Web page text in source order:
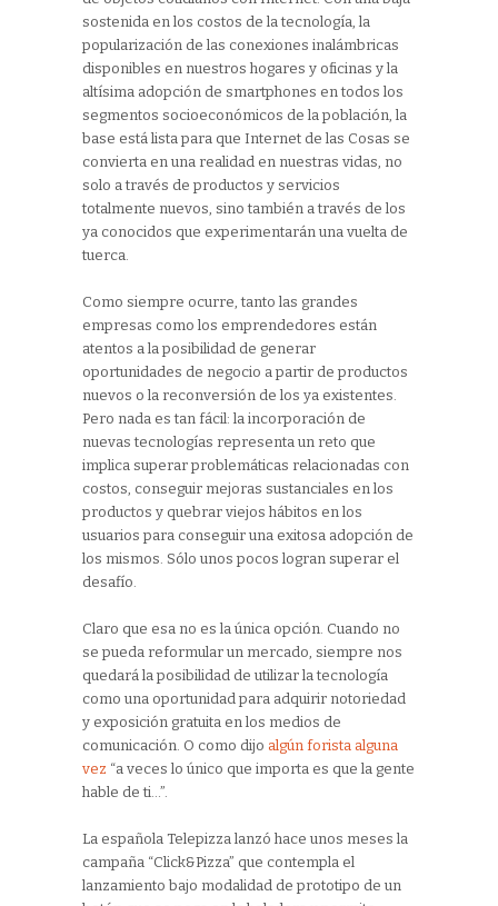
sostenida en los costos de la tecnología, la
popularización de las conexiones inalámbricas
disponibles en nuestros hogares y oficinas y la
altísima adopción de smartphones en todos los
segmentos socioeconómicos de la población, la
base está lista para que Internet de las Cosas se
convierta en una realidad en nuestras vidas, no
solo a través de productos y servicios
totalmente nuevos, sino también a través de los
ya conocidos que experimentarán una vuelta de
tuerca.
Como siempre ocurre, tanto las grandes
empresas como los emprendedores están
atentos a la posibilidad de generar
oportunidades de negocio a partir de productos
nuevos o la reconversión de los ya existentes.
Pero nada es tan fácil: la incorporación de
nuevas tecnologías representa un reto que
implica superar problemáticas relacionadas con
costos, conseguir mejoras sustanciales en los
productos y quebrar viejos hábitos en los
usuarios para conseguir una exitosa adopción de
los mismos. Sólo unos pocos logran superar el
desafío.
Claro que esa no es la única opción. Cuando no
se pueda reformular un mercado, siempre nos
quedará la posibilidad de utilizar la tecnología
como una oportunidad para adquirir notoriedad
y exposición gratuita en los medios de
comunicación. O como dijo algún forista alguna
vez “a veces lo único que importa es que la gente
hable de ti…”.
La española Telepizza lanzó hace unos meses la
campaña “Click&Pizza” que contempla el
lanzamiento bajo modalidad de prototipo de un